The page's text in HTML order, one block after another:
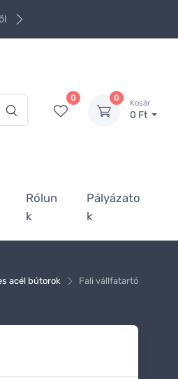
0 0
Kosár
0 Ft
Rólun
k
Pályázato
k
acél bútorok Fali vállfatartó